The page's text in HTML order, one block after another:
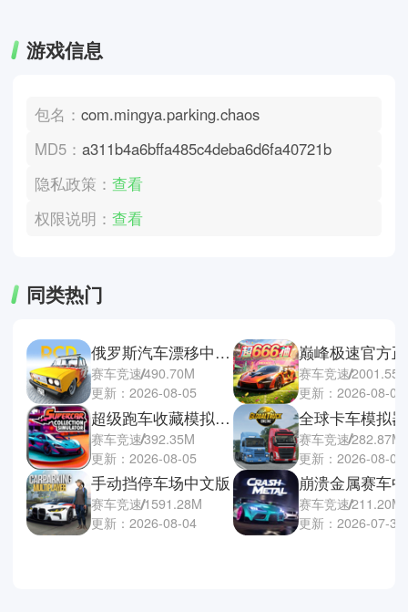
游戏信息
包名：com.mingya.parking.chaos
MD5：a311b4a6bffa485c4deba6d6fa40721b
隐私政策：查看
权限说明：查看
同类热门
俄罗斯汽车漂移中文版
赛车竞速490.70M
更新：2026-08-05
超级跑车收藏模拟器手机版
赛车竞速392.35M
更新：2026-08-05
手动挡停车场中文版
赛车竞速1591.28M
更新：2026-08-04
巅峰极速官方
赛车竞速
更新：2026-08-04
赛车竞速282.87M
更新：2026-08-03
崩溃金属赛车
赛车竞速211.20M
更新：2026-07-30